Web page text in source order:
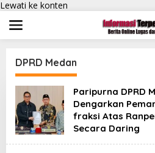
Lewati ke konten
DPRD Medan
Paripurna DPRD
Dengarkan
fraksi Atas
Secara Daring